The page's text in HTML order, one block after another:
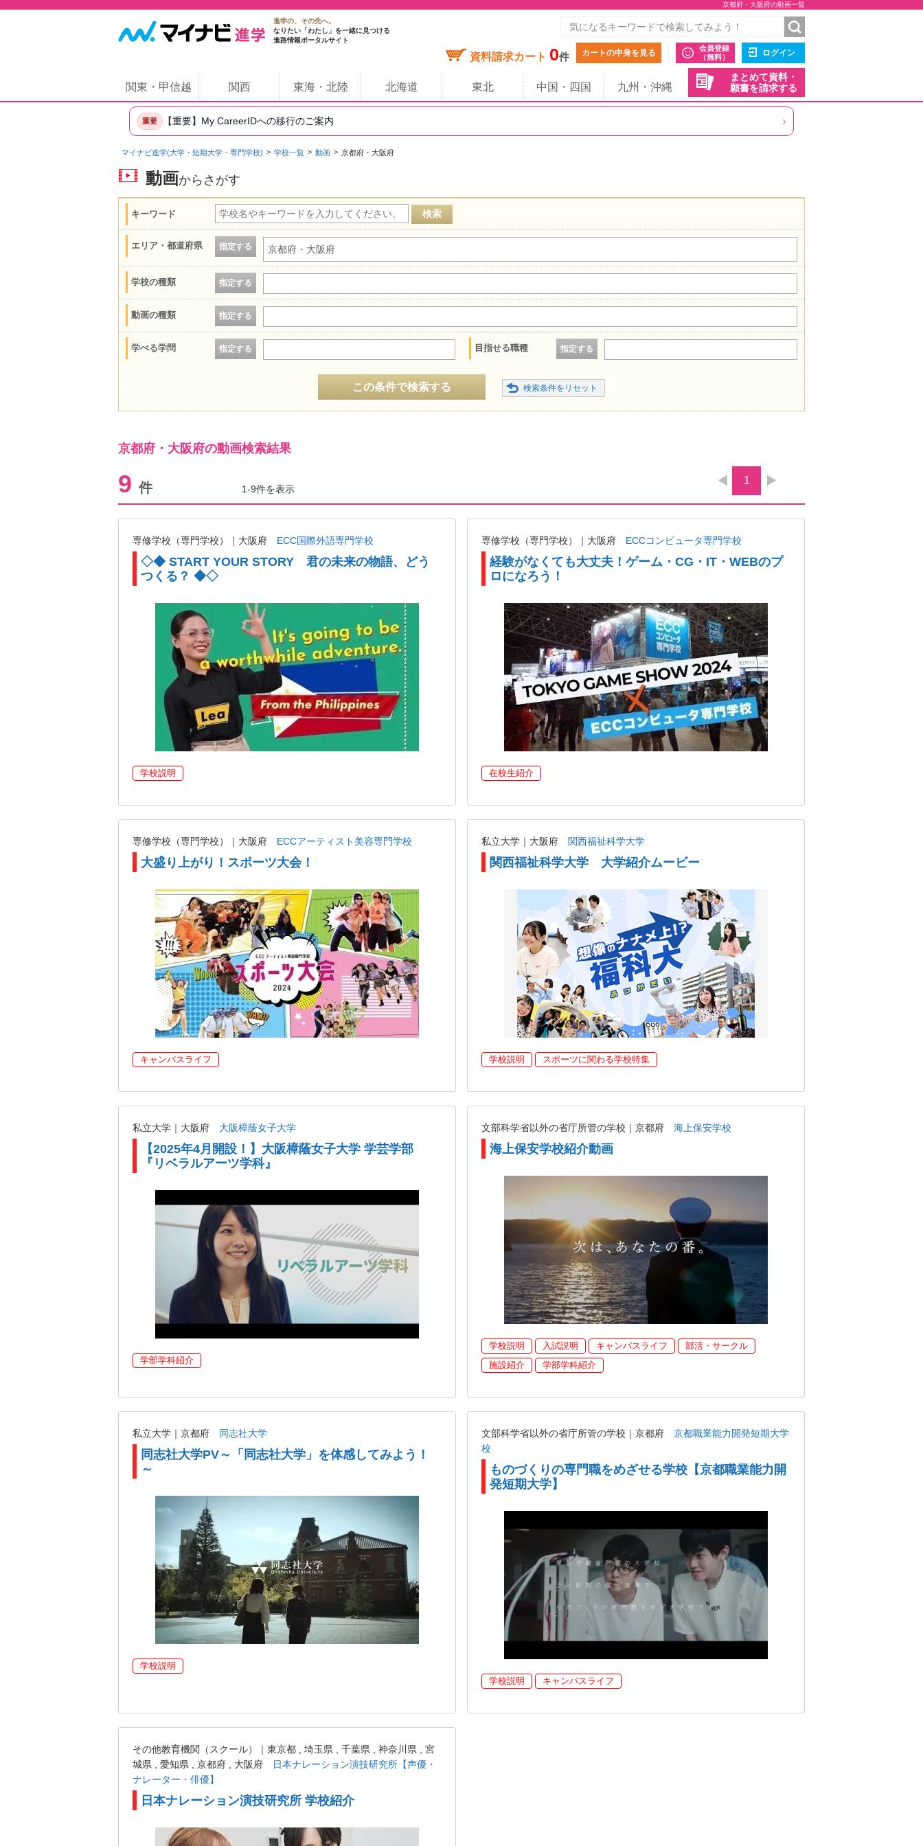
京都府・大阪府の動画一覧
進学の、その先へ。
なりたい「わたし」を一緒に見つける
進路情報ポータルサイト
資料請求カート 0件 カートの中身を見る
会員登録
（無料）
ログイン
まとめて資料・
願書を請求する
関東・甲信越 関西 東海・北陸 北海道 東北 中国・四国 九州・沖縄
重要 【重要】My CareerIDへの移行のご案内 ›
マイナビ進学(大学・短期大学・専門学校) 学校一覧 動画 京都府・大阪府
動画からさがす
キーワード
エリア・都道府県 指定する 京都府・大阪府
学校の種類 指定する
動画の種類 指定する
学べる学問 指定する 目指せる職種 指定する
この条件で検索する
京都府・大阪府の動画検索結果
9 件 1-9件を表示
1
専修学校（専門学校）｜大阪府 ECC国際外語専門学校
◇◆ START YOUR STORY 君の未来の物語、どう
つくる？ ◆◇
学校説明
専修学校（専門学校）｜大阪府 ECCコンピュータ専門学校
経験がなくても大丈夫！ゲーム・CG・IT・WEBのプ
ロになろう！
在校生紹介
専修学校（専門学校）｜大阪府 ECCアーティスト美容専門学校
大盛り上がり！スポーツ大会！
キャンパスライフ
私立大学｜大阪府 関西福祉科学大学
関西福祉科学大学 大学紹介ムービー
学校説明 スポーツに関わる学校特集
私立大学｜大阪府 大阪樟蔭女子大学
【2025年4月開設！】大阪樟蔭女子大学 学芸学部
『リベラルアーツ学科』
学部学科紹介
文部科学省以外の省庁所管の学校｜京都府 海上保安学校
海上保安学校紹介動画
学校説明 入試説明 キャンパスライフ
部活・サークル
施設紹介
学部学科紹介
私立大学｜京都府 同志社大学
同志社大学PV～「同志社大学」を体感してみよう！
～
学校説明
文部科学省以外の省庁所管の学校｜京都府
京都職業能力開発短期大学
校
ものづくりの専門職をめざせる学校【京都職業能力開
発短期大学】
学校説明 キャンパスライフ
その他教育機関（スクール）｜東京都 , 埼玉県 , 千葉県 , 神奈川県 , 宮
城県 , 愛知県 , 京都府 , 大阪府
日本ナレーション演技研究所【声優・
ナレーター・俳優】
日本ナレーション演技研究所 学校紹介